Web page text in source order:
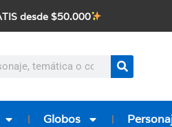
desde $50.000
Globos